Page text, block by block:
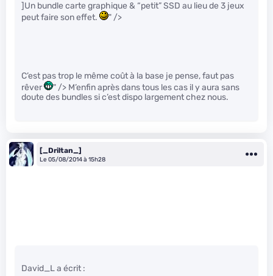
]Un bundle carte graphique & “petit” SSD au lieu de 3 jeux
peut faire son effet.
" />
C’est pas trop le même coût à la base je pense, faut pas
rêver
" /> M’enfin après dans tous les cas il y aura sans
doute des bundles si c’est dispo largement chez nous.
[_Driltan_]
Le 05/08/2014 à 15h28
David_L a écrit :